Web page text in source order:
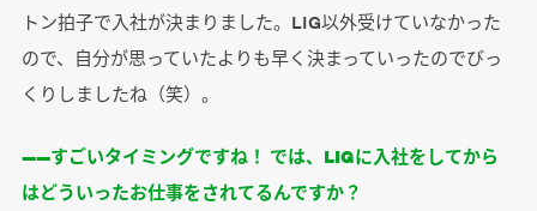
トン拍子で入社が決まりました。LIG以外受けていなかった
ので、自分が思っていたよりも早く決まっていったのでびっ
くりしましたね（笑）。
――すごいタイミングですね！ では、LIGに入社をしてから
はどういったお仕事をされてるんですか？